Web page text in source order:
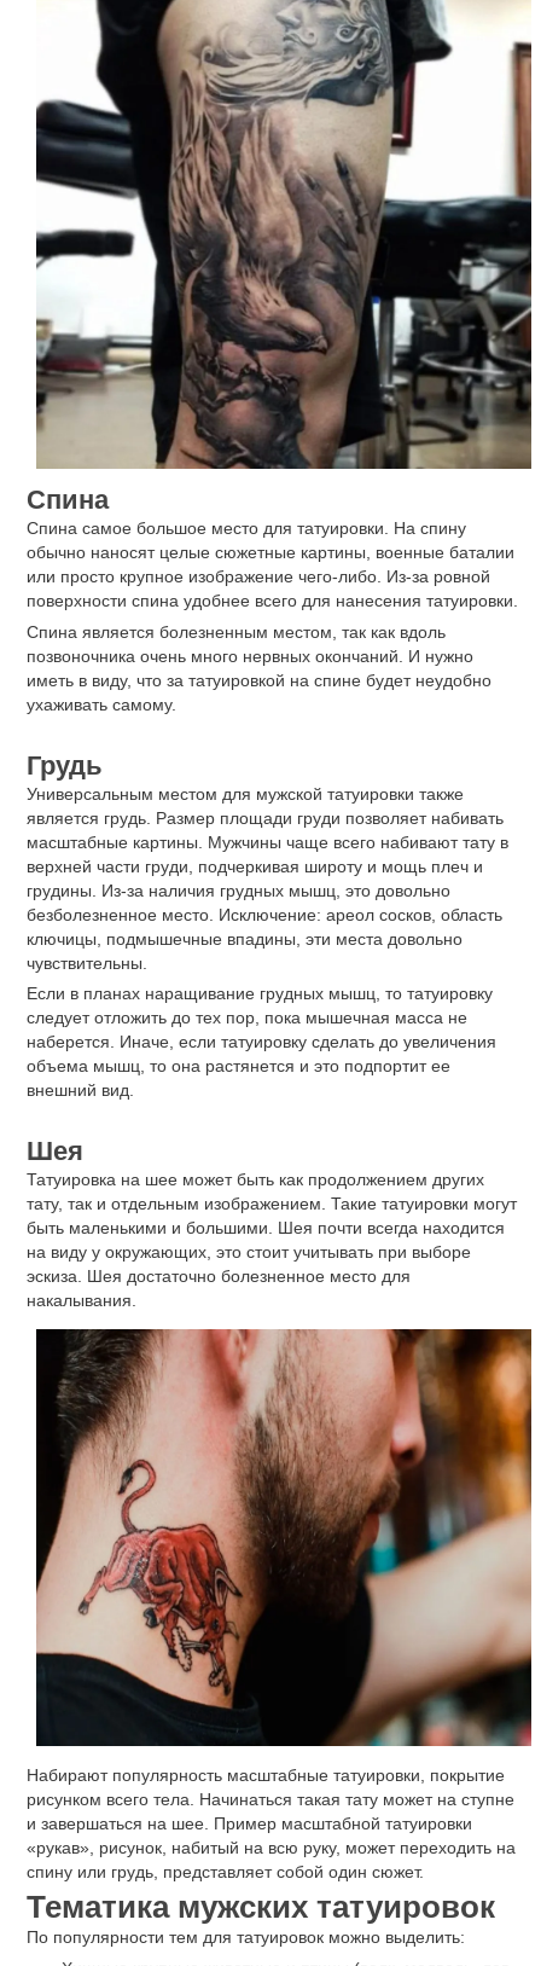
На бедрах также набивается крупный рисунок,
представляющий целый сюжет или изображения в одном
стиле. Такой рисунок может располагаться как на передней
части бедра, так и замыкать ногу полностью. Больнее всего
на внутренней стороне бедра. На передней и с внешней
части бедра ощущение боли терпимо.
Спина
Спина самое большое место для татуировки. На спину
обычно наносят целые сюжетные картины, военные баталии
или просто крупное изображение чего-либо. Из-за ровной
поверхности спина удобнее всего для нанесения татуировки.
Спина является болезненным местом, так как вдоль
позвоночника очень много нервных окончаний. И нужно
иметь в виду, что за татуировкой на спине будет неудобно
ухаживать самому.
Грудь
Универсальным местом для мужской татуировки также
является грудь. Размер площади груди позволяет набивать
масштабные картины. Мужчины чаще всего набивают тату в
верхней части груди, подчеркивая широту и мощь плеч и
грудины. Из-за наличия грудных мышц, это довольно
безболезненное место. Исключение: ареол сосков, область
ключицы, подмышечные впадины, эти места довольно
чувствительны.